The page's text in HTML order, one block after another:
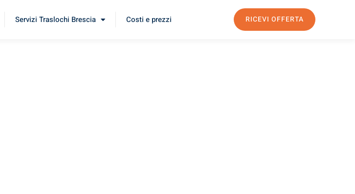
Servizi Traslochi Brescia Costi e prezzi RICEVI OFFERTA